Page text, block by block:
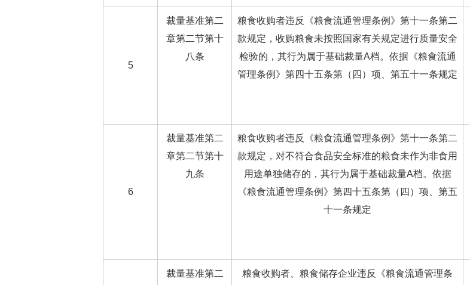
5
裁量基准第二
章第二节第十
八条
粮食收购者违反《粮食流通管理条例》第十一条第二
款规定，收购粮食未按照国家有关规定进行质量安全
检验的，其行为属于基础裁量A档。依据《粮食流通
管理条例》第四十五条第（四）项、第五十一条规定
6
裁量基准第二
章第二节第十
九条
粮食收购者违反《粮食流通管理条例》第十一条第二
款规定，对不符合食品安全标准的粮食未作为非食用
用途单独储存的，其行为属于基础裁量A档。依据
《粮食流通管理条例》第四十五条第（四）项、第五
十一条规定
裁量基准第二
粮食收购者、粮食储存企业违反《粮食流通管理条